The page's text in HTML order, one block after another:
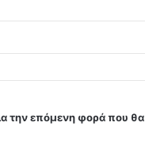
την επόμενη φορά που θα